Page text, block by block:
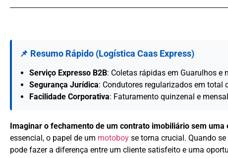
📌 Resumo Rápido (Logística Caas Express)
Serviço Expresso B2B: Coletas rápidas em Guarulhos e
Segurança Jurídica: Condutores regularizados em
Facilidade Corporativa: Faturamento quinzenal e
Imaginar o fechamento de um contrato imobiliário sem
essencial, o papel de um motoboy se torna crucial. Quando
pode fazer a diferença entre um cliente satisfeito e uma